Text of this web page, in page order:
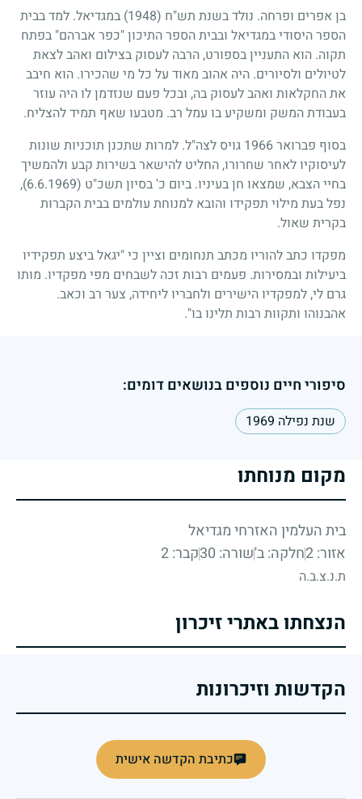
בן אפרים ופרחה. נולד בשנת תש"ח (1948)
במגדיאל. למד בבית
הספר היסודי במגדיאל ובבית הספר התיכון "כפר אברהם" בפתח
תקוה. הוא התעניין בספורט, הרבה לעסוק בצילום ואהב לצאת
לטיולים ולסיורים. היה אהוב מאוד על כל מי שהכירו. הוא חיבב
את החקלאות ואהב לעסוק בה, ובכל פעם שנזדמן לו היה עוזר
בעבודת המשק ומשקיע בו עמל רב. מטבעו שאף תמיד להצליח.
בסוף פברואר1966 גויס לצה"ל. למרות שתכנן תוכניות שונות
לעיסוקיו לאחר שחרורו, החליט להישאר בשירות קבע ולהמשיך
בחיי הצבא, שמצאו חן בעיניו. ביום כ' בסיון תשכ"ט (6.6.1969)
,
נפל בעת מילוי תפקידו והובא למנוחת עולמים בבית הקברות
בקרית שאול.
מפקדו כתב להוריו מכתב תנחומים וציין כי "יגאל ביצע תפקידיו
ביעילות ובמסירות. פעמים רבות זכה לשבחים מפי מפקדיו. מותו
גרם לי, למפקדיו הישירים ולחבריו ליחידה, צער רב וכאב.
אהבנוהו ותקוות רבות תלינו בו".
סיפורי חיים נוספים בנושאים דומים:
שנת נפילה 1969
מקום מנוחתו
בית העלמין האזרחי מגדיאל
אזור: 2
חלקה: ב'שורה: 30 קבר: 2
ת.נ.צ.ב.ה
הנצחתו באתרי זיכרון
הקדשות וזיכרונות
כתיבת הקדשה אישית